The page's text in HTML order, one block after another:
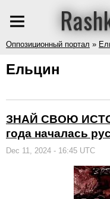
Оппозиционный портал »
Ельцин
ЗНАЙ СВОЮ
года началась
Dec 11, 2024 - 16:45 UTC